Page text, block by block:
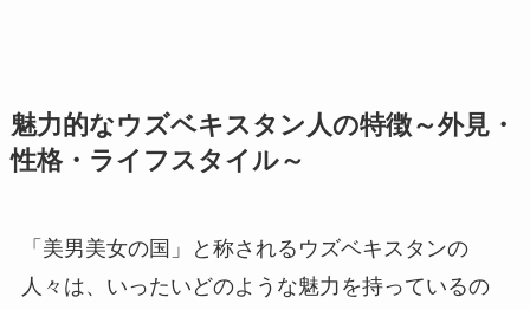
魅力的なウズベキスタン人の特徴～外見・
性格・ライフスタイル～
「美男美女の国」と称されるウズベキスタンの
人々は、いったいどのような魅力を持っているの